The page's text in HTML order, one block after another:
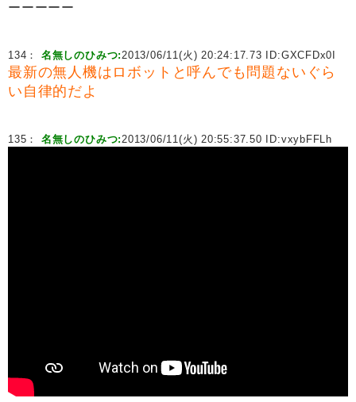
ーーーーー
134： 名無しのひみつ:2013/06/11(火) 20:24:17.73 ID:GXCFDx0I
最新の無人機はロボットと呼んでも問題ないぐら
い自律的だよ
135： 名無しのひみつ:2013/06/11(火) 20:55:37.50 ID:vxybFFLh